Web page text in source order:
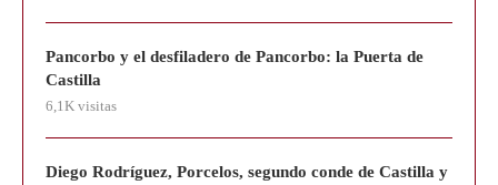
Pancorbo y el desfiladero de Pancorbo: la Puerta de
Castilla
6,1K visitas
Diego Rodríguez, Porcelos, segundo conde de Castilla y